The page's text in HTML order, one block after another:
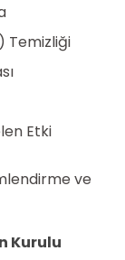
Temizliği
Etki
ve
Kurulu